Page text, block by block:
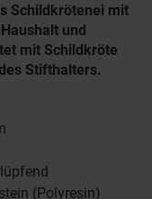
Schildkrötenei mit
und
mit Schildkröte
Stifthalters.
(Polyresin)